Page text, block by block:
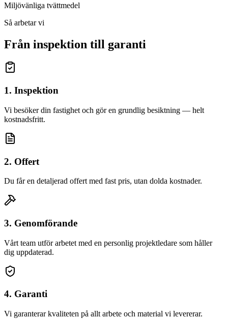
Miljövänliga tvättmedel
Så arbetar vi
Från inspektion till garanti
1. Inspektion
Vi besöker din fastighet och gör en grundlig besiktning — helt
kostnadsfritt.
2. Offert
Du får en detaljerad offert med fast pris, utan dolda kostnader.
3. Genomförande
Vårt team utför arbetet med en personlig projektledare som håller
dig uppdaterad.
4. Garanti
Vi garanterar kvaliteten på allt arbete och material vi levererar.